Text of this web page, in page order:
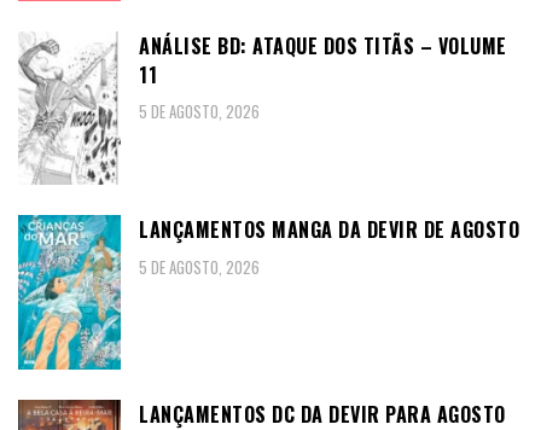
ANÁLISE BD: ATAQUE DOS TITÃS – VOLUME
11
5 DE AGOSTO, 2026
LANÇAMENTOS MANGA DA DEVIR DE AGOSTO
5 DE AGOSTO, 2026
LANÇAMENTOS DC DA DEVIR PARA AGOSTO